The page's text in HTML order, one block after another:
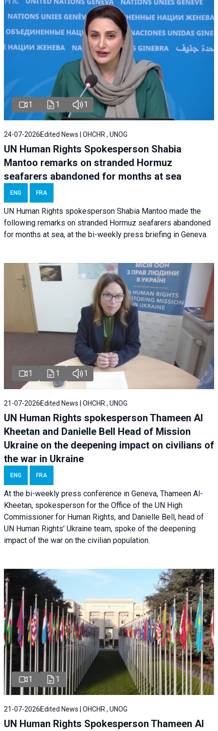
1 1 1
24-07-2026 Edited News | OHCHR , UNOG
UN Human Rights Spokesperson Shabia
Mantoo remarks on stranded Hormuz
seafarers abandoned for months at sea
ENG FRA
UN Human Rights spokesperson Shabia Mantoo made the
following remarks on stranded Hormuz seafarers abandoned
for months at sea, at the bi-weekly press briefing in Geneva.
1 1 1
21-07-2026 Edited News | OHCHR , UNOG
UN Human Rights spokesperson Thameen Al
Kheetan and Danielle Bell Head of Mission
Ukraine on the deepening impact on civilians of
the war in Ukraine
ENG FRA
At the bi-weekly press conference in Geneva, Thameen Al-
Kheetan, spokesperson for the Office of the UN High
Commissioner for Human Rights, and Danielle Bell, head of
UN Human Rights’ Ukraine team, spoke of the deepening
impact of the war on the civilian population.
1 1
21-07-2026 Edited News | OHCHR , UNOG
UN Human Rights Spokesperson Thameen Al